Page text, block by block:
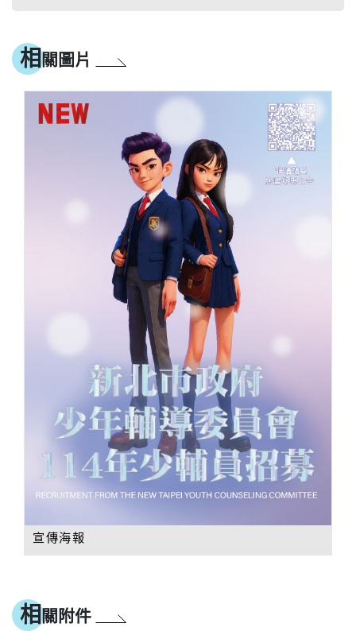
相 關圖片
宣傳海報
相 關附件